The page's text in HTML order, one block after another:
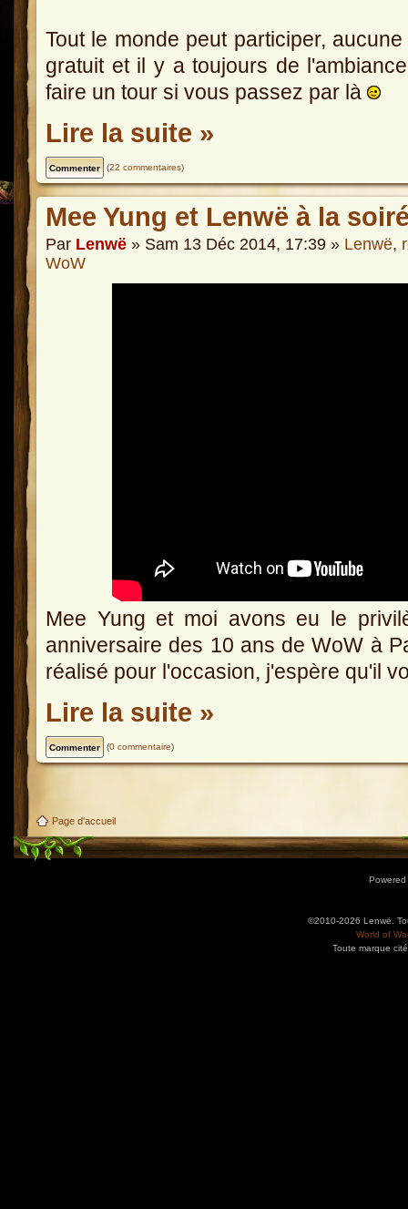
Tout le monde peut participer,
gratuit et il y a toujours de
faire un tour si vous passez par là
Lire la suite »
(22 commentaires)
Mee Yung et Lenwë à la
Par Lenwë » Sam 13 Déc 2014, 17:39 » Lenwë,
WoW
Mee Yung et moi avons eu le
anniversaire des 10 ans de WoW à
réalisé pour l'occasion, j'espère qu'il
Lire la suite »
(0 commentaire)
Page d'accueil
©2010-2026 Lenwë.
World of
Toute marque